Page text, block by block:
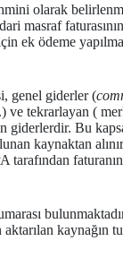
olarak
ek ödeme
genel giderler (
tekrarlayan (
Bu
kaynaktan